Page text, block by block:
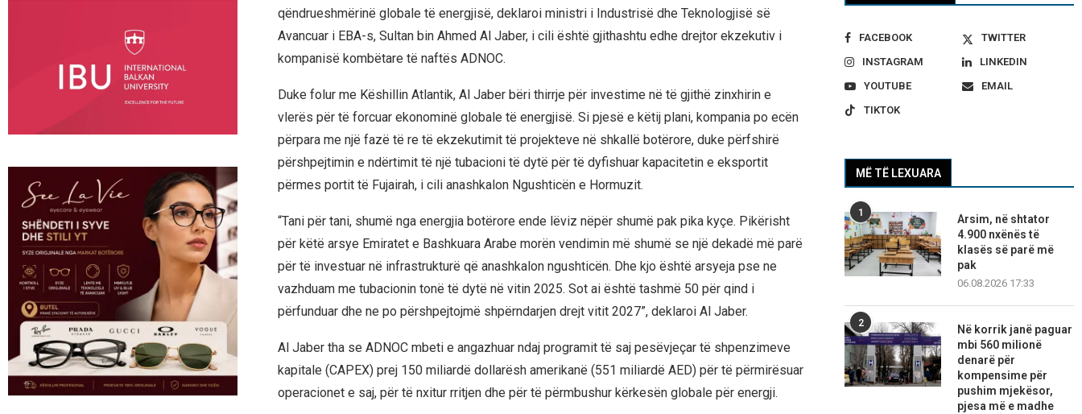
qëndrueshmërinë globale të energjisë, deklaroi ministri i Industrisë dhe Teknologjisë së
Avancuar i EBA-s, Sultan bin Ahmed Al Jaber, i cili është gjithashtu edhe drejtor ekzekutiv i
kompanisë kombëtare të naftës ADNOC.
Duke folur me Këshillin Atlantik, Al Jaber bëri thirrje për investime në të gjithë zinxhirin e
vlerës për të forcuar ekonominë globale të energjisë. Si pjesë e këtij plani, kompania po ecën
përpara me një fazë të re të ekzekutimit të projekteve në shkallë botërore, duke përfshirë
përshpejtimin e ndërtimit të një tubacioni të dytë për të dyfishuar kapacitetin e eksportit
përmes portit të Fujairah, i cili anashkalon Ngushticën e Hormuzit.
“Tani për tani, shumë nga energjia botërore ende lëviz nëpër shumë pak pika kyçe. Pikërisht
për këtë arsye Emiratet e Bashkuara Arabe morën vendimin më shumë se një dekadë më parë
për të investuar në infrastrukturë që anashkalon ngushticën. Dhe kjo është arsyeja pse ne
vazhduam me tubacionin tonë të dytë në vitin 2025. Sot ai është tashmë 50 për qind i
përfunduar dhe ne po përshpejtojmë shpërndarjen drejt vitit 2027”, deklaroi Al Jaber.
Al Jaber tha se ADNOC mbeti e angazhuar ndaj programit të saj pesëvjeçar të shpenzimeve
kapitale (CAPEX) prej 150 miliardë dollarësh amerikanë (551 miliardë AED) për të përmirësuar
operacionet e saj, për të nxitur rritjen dhe për të përmbushur kërkesën globale për energji.
FACEBOOK
TWITTER
INSTAGRAM
LINKEDIN
YOUTUBE
EMAIL
TIKTOK
MË TË LEXUARA
1
Arsim, në shtator
4.900 nxënës të
klasës së parë më
pak
06.08.2026 17:33
2
Në korrik janë paguar
mbi 560 milionë
denarë për
kompensime për
pushim mjekësor,
pjesa më e madhe